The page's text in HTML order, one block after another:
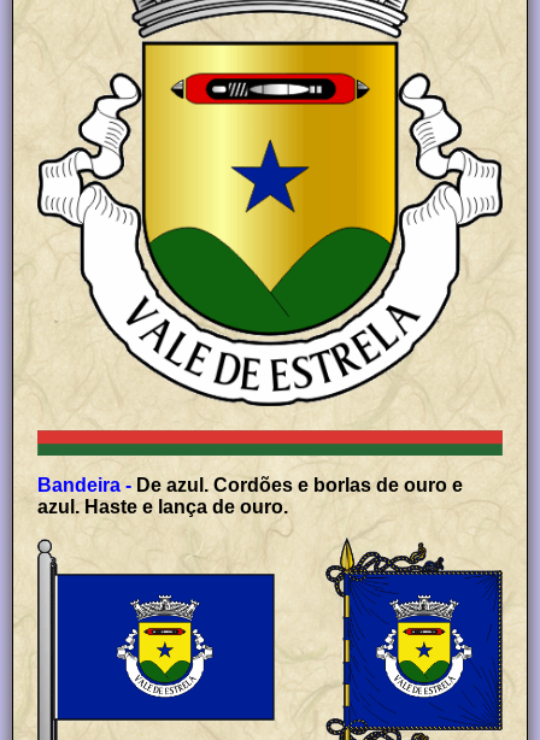
Bandeira - De azul. Cordões e borlas de ouro e
azul. Haste e lança de ouro.